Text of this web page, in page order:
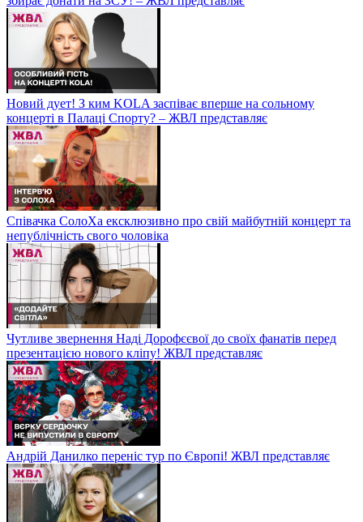
Новий дует! З ким KOLA заспіває вперше на сольному
концерті в Палаці Спорту? – ЖВЛ представляє
Співачка СолоХа ексклюзивно про свій майбутній концерт та
непублічність свого чоловіка
Чутливе звернення Наді Дорофєєвої до своїх фанатів перед
презентацією нового кліпу! ЖВЛ представляє
Андрій Данилко переніс тур по Європі! ЖВЛ представляє